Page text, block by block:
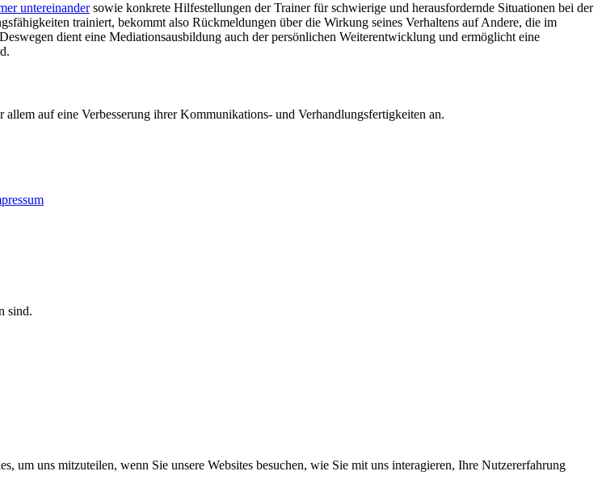
untereinandersowie konkrete Hilfestellungen der Trainer für schwierige und herausfordernde Situationen bei der
trainiert, bekommt also Rückmeldungen über die Wirkung seines Verhaltens auf Andere, die im
dient eine Mediationsausbildung auch der persönlichen Weiterentwicklung und ermöglicht eine
auf eine Verbesserung ihrer Kommunikations- und Verhandlungsfertigkeiten an.
sind.
uns mitzuteilen, wenn Sie unsere Websites besuchen, wie Sie mit uns interagieren, Ihre Nutzererfahrung